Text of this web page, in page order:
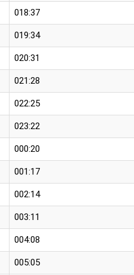
018:37
019:34
020:31
021:28
022:25
023:22
000:20
001:17
002:14
003:11
004:08
005:05